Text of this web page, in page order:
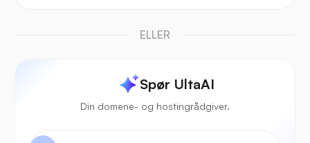
ELLER
Spør UltaAI
Din domene- og hostingrådgiver.